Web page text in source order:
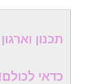
כדאי לכולם!